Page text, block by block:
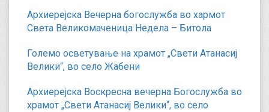
Архиерејска Вечерна богослужба во хармот
Света Великомаченица Недела – Битола
Големо осветување на храмот „Свети Атанасиј
Велики“, во село Жабени
Архиерејска Воскресна вечерна Богослужба во
храмот „Свети Атанасиј Велики“, во село